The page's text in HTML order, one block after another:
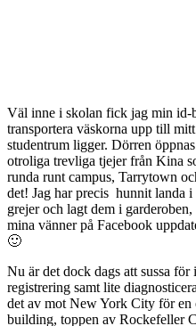
Väl inne i skolan fick jag min id-
transportera väskorna upp till
studentrum ligger. Dörren
otroliga trevliga tjejer från Kina
runda runt campus, Tarrytown
det! Jag har precis hunnit landa
grejer och lagt dem i
mina vänner på Facebook
🙂
Nu är det dock dags att sussa
registrering samt lite
det av mot New York City för en
building, toppen av Rockefeller